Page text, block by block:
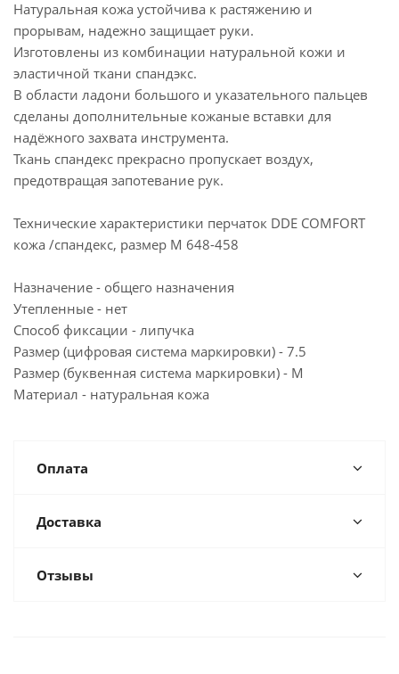
Натуральная кожа устойчива к растяжению и
прорывам, надежно защищает руки.
Изготовлены из комбинации натуральной кожи и
эластичной ткани спандэкс.
В области ладони большого и указательного пальцев
сделаны дополнительные кожаные вставки для
надёжного захвата инструмента.
Ткань спандекс прекрасно пропускает воздух,
предотвращая запотевание рук.
Технические характеристики перчаток DDE СOMFORT
кожа /спандекс, размер M 648-458
Назначение - общего назначения
Утепленные - нет
Способ фиксации - липучка
Размер (цифровая система маркировки) - 7.5
Размер (буквенная система маркировки) - M
Материал - натуральная кожа
Оплата
Доставка
Отзывы